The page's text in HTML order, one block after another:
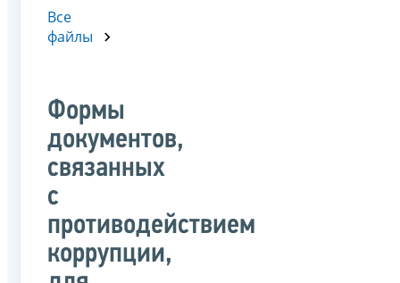
Все
файлы
Формы
документов,
связанных
с
противодействием
коррупции,